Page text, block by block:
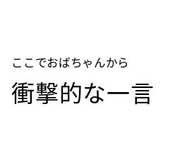
ここでおばちゃんから
衝撃的な一言